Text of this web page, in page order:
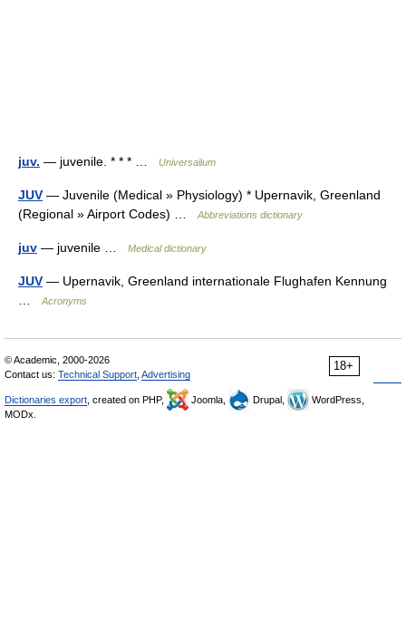
juv. — juvenile. * * * … Universalium
JUV — Juvenile (Medical » Physiology) * Upernavik, Greenland
(Regional » Airport Codes) …
Abbreviations dictionary
juv — juvenile … Medical dictionary
JUV — Upernavik, Greenland internationale Flughafen Kennung
Acronyms
18+
© Academic, 2000-2026
Contact us: Technical Support Advertising
Dictionaries export , created on PHP, Joomla, Drupal,
WordPress,
MODx.